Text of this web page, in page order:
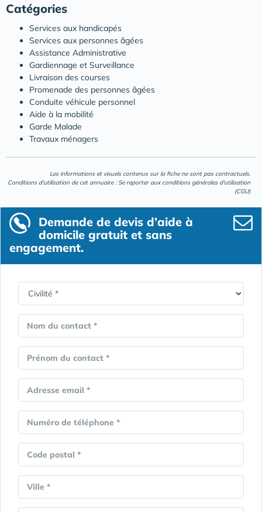
Catégories
Services aux handicapés
Services aux personnes âgées
Assistance Administrative
Gardiennage et Surveillance
Livraison des courses
Promenade des personnes âgées
Conduite véhicule personnel
Aide à la mobilité
Garde Malade
Travaux ménagers
Les informations et visuels contenus sur la fiche ne sont pas contractuels.
Conditions d'utilisation de cet annuaire : Se reporter aux conditions générales d'utilisation
(CGU)
Demande de devis d’aide à
domicile gratuit et sans
engagement.
Nom du contact *
Prénom du contact *
Adresse email *
Numéro de téléphone *
Code postal *
Ville *